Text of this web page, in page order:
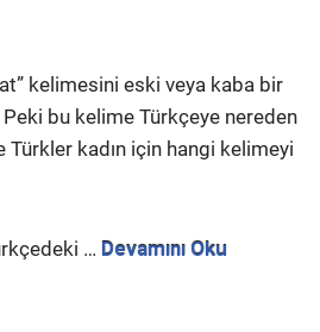
kelimesini eski veya kaba bir
bu kelime Türkçeye nereden
kadın için hangi kelimeyi
… Devamını Oku